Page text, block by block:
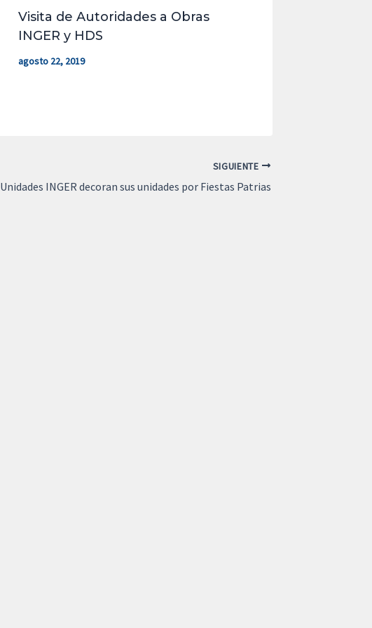
Visita de Autoridades a Obras
INGER y HDS
agosto 22, 2019
SIGUIENTE
Unidades INGER decoran sus unidades por Fiestas Patrias